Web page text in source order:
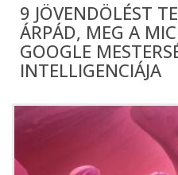
9 JÖVENDÖLÉST
ÁRPÁD, MEG A
GOOGLE
INTELLIGENCIÁJA